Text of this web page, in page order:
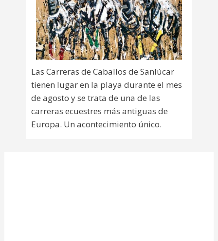
Las Carreras de Caballos de Sanlúcar
tienen lugar en la playa durante el mes
de agosto y se trata de una de las
carreras ecuestres más antiguas de
Europa. Un acontecimiento único.